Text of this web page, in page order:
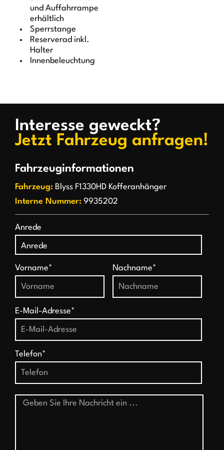
und Auffahrrampe
erhältlich
Sperrstange
Reserverad inkl.
Halter
Innenbeleuchtung
Interesse geweckt?
Jetzt Fahrzeug anfragen!
Fahrzeuginformationen
Fahrzeug: Blyss F1330HD Kofferanhänger
Interne Nummer: 9935202
Anrede
Vorname* Nachname*
E-Mail-Adresse*
Telefon*